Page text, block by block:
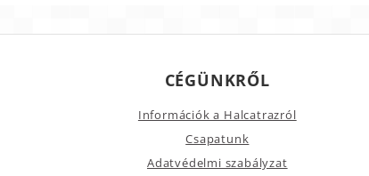
CÉGÜNKRŐL
Információk a Halcatrazról
Csapatunk
Adatvédelmi szabályzat